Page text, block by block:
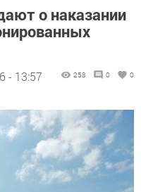
о наказании
- 13:57 258 0 0